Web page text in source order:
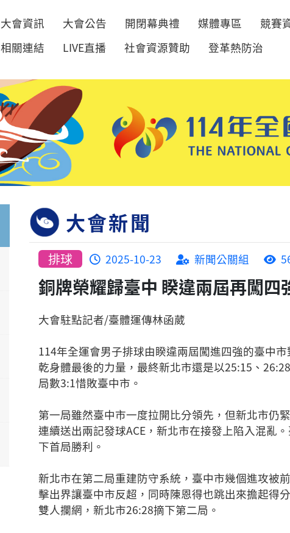
大會資訊 大會公告 開閉幕典禮 媒體專區 競賽
相關連結
LIVE直播 社會資源贊助 登革熱防治
大會新聞
排球 2025-10-23 新聞公關組
銅牌榮耀歸臺中 睽違兩屆再闖四
大會駐點記者/臺體運傳林函葳
114年全運會男子排球由睽違兩屆闖進四強的臺中
乾身體最後的力量，最終新北市還是以25:15、
局數3:1惜敗臺中市。
第一局雖然臺中市一度拉開比分領先，但新北市仍
連續送出兩記發球ACE，新北市在接發上陷入混亂
下首局勝利。
新北市在第二局重建防守系統，臺中市幾個進攻被
擊出界讓臺中市反超，同時陳恩得也跳出來擔起得
雙人攔網，新北市26:28摘下第二局。